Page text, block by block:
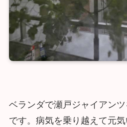
ベランダで瀬戸ジャイアン
です。病気を乗り越えて元